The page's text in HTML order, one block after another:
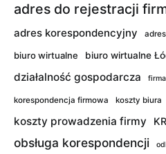
adres do rejestracji
adres korespondencyjny
biuro wirtualne biuro wirtualne
działalność gospodarcza
korespondencja firmowa koszty biura
koszty prowadzenia firmy
obsługa korespondencji